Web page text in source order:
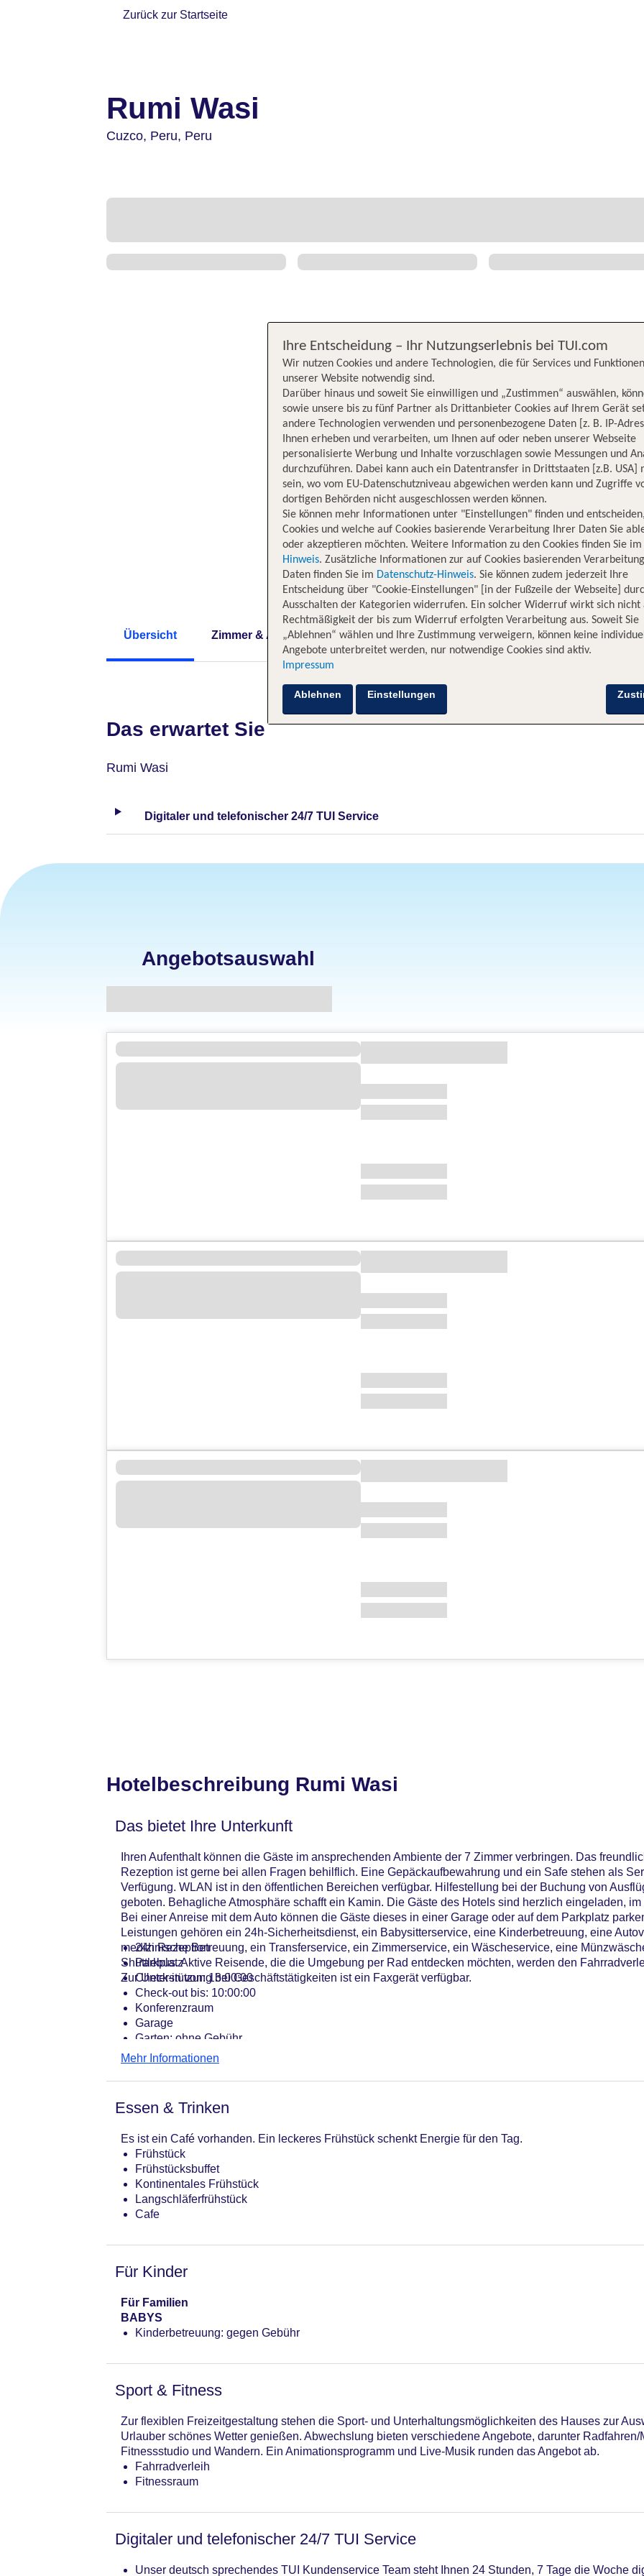
Zurück zur Startseite
Rumi Wasi
Cuzco, Peru, Peru
Übersicht Zimmer & Angebote Hotelinformationen Lage Bewertungen
Das erwartet Sie
Rumi Wasi
Digitaler und telefonischer 24/7 TUI Service
Angebotsauswahl
Hotelbeschreibung Rumi Wasi
Das bietet Ihre Unterkunft
Ihren Aufenthalt können die Gäste im ansprechenden Ambiente der 7 Zimmer verbringen. Das
Rezeption ist gerne bei allen Fragen behilflich. Eine Gepäckaufbewahrung und ein Safe stehen als
Verfügung. WLAN ist in den öffentlichen Bereichen verfügbar. Hilfestellung bei der Buchung von
geboten. Behagliche Atmosphäre schafft ein Kamin. Die Gäste des Hotels sind herzlich eingeladen,
Bei einer Anreise mit dem Auto können die Gäste dieses in einer Garage oder auf dem Parkplatz
Leistungen gehören ein 24h-Sicherheitsdienst, ein Babysitterservice, eine Kinderbetreuung, eine
medizinische Betreuung, ein Transferservice, ein Zimmerservice, ein Wäscheservice, eine
Shuttlebus. Aktive Reisende, die die Umgebung per Rad entdecken möchten, werden den
Zur Unterstützung bei Geschäftstätigkeiten ist ein Faxgerät verfügbar.
24h Rezeption
Parkplatz
Check-in von: 13:00:00
Check-out bis: 10:00:00
Konferenzraum
Garage
Garten: ohne Gebühr
Hotelsafe
Letzte umfassende Renovierung: 2005
Zimmerservice
Gesamtanzahl der Zimmer: 7
Zahlungsarten: American Express, Diners Club, EC Maestro, Mastercard, Visa
Landeskategorie: 3,5 Sterne
Mehr Informationen
Essen & Trinken
Es ist ein Café vorhanden. Ein leckeres Frühstück schenkt Energie für den Tag.
Frühstück
Frühstücksbuffet
Kontinentales Frühstück
Langschläferfrühstück
Cafe
Für Kinder
Für Familien
BABYS
Kinderbetreuung: gegen Gebühr
Sport & Fitness
Zur flexiblen Freizeitgestaltung stehen die Sport- und Unterhaltungsmöglichkeiten des Hauses zur
Urlauber schönes Wetter genießen. Abwechslung bieten verschiedene Angebote, darunter
Fitnessstudio und Wandern. Ein Animationsprogramm und Live-Musik runden das Angebot ab.
Fahrradverleih
Fitnessraum
Digitaler und telefonischer 24/7 TUI Service
Unser deutsch sprechendes TUI Kundenservice Team steht Ihnen 24 Stunden, 7 Tage die Woche
Ihre Entscheidung – Ihr Nutzungserlebnis bei TUI.com
Wir nutzen Cookies und andere Technologien, die für Services und
unserer Website notwendig sind.
Darüber hinaus und soweit Sie einwilligen und „Zustimmen“ auswählen,
sowie unsere bis zu fünf Partner als Drittanbieter Cookies auf Ihrem Gerät
andere Technologien verwenden und personenbezogene Daten [z. B. IP-
Ihnen erheben und verarbeiten, um Ihnen auf oder neben unserer Webseite
personalisierte Werbung und Inhalte vorzuschlagen sowie Messungen und
durchzuführen. Dabei kann auch ein Datentransfer in Drittstaaten [z.B. USA]
sein, wo vom EU-Datenschutzniveau abgewichen werden kann und Zugriffe
dortigen Behörden nicht ausgeschlossen werden können.
Sie können mehr Informationen unter "Einstellungen" finden und
Cookies und welche auf Cookies basierende Verarbeitung Ihrer Daten Sie
oder akzeptieren möchten. Weitere Information zu den Cookies finden Sie im
Hinweis. Zusätzliche Informationen zur auf Cookies basierenden
Daten finden Sie im Datenschutz-Hinweis. Sie können zudem jederzeit Ihre
Entscheidung über "Cookie-Einstellungen" [in der Fußzeile der Webseite]
Ausschalten der Kategorien widerrufen. Ein solcher Widerruf wirkt sich nicht
Rechtmäßigkeit der bis zum Widerruf erfolgten Verarbeitung aus. Soweit Sie
„Ablehnen“ wählen und Ihre Zustimmung verweigern, können keine
Angebote unterbreitet werden, nur notwendige Cookies sind aktiv.
Impressum
Ablehnen Einstellungen